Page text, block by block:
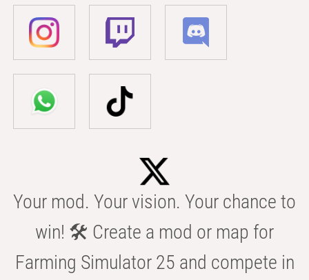
Your mod. Your vision. Your chance to
win! 🛠️ Create a mod or map for
Farming Simulator 25 and compete in